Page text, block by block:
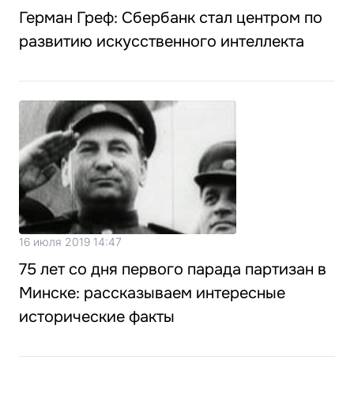
Герман Греф: Сбербанк стал центром по
развитию искусственного интеллекта
16 июля 2019 14:47
75 лет со дня первого парада партизан в
Минске: рассказываем интересные
исторические факты